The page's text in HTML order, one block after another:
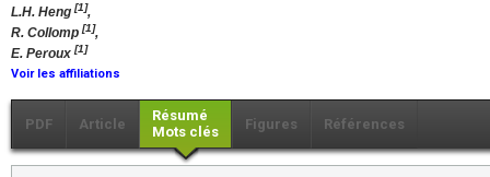
L.H. Heng [1],
R. Collomp [1],
E. Peroux [1]
Voir les affiliations
PDF Article
Résumé
Mots clés
Figures Références